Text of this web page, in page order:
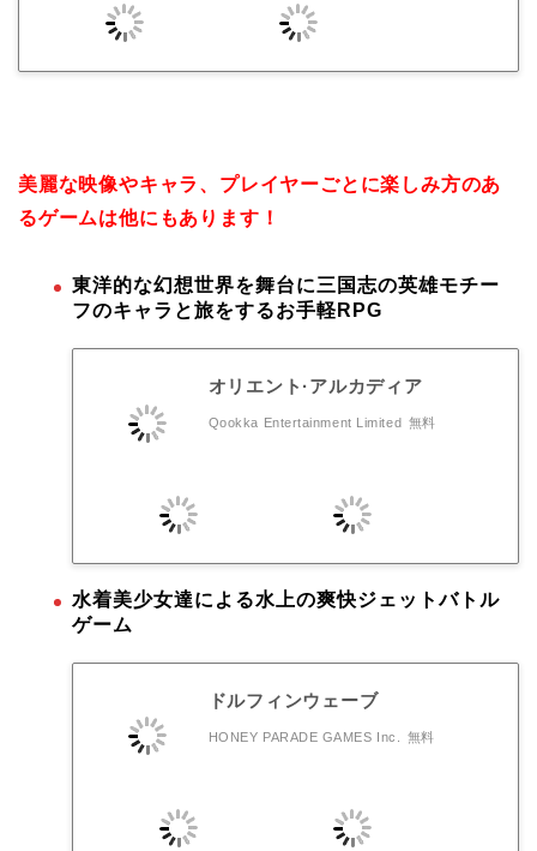
美麗な映像やキャラ、プレイヤーごとに楽しみ方のあ
るゲームは他にもあります！
東洋的な幻想世界を舞台に三国志の英雄モチー
フのキャラと旅をするお手軽RPG
オリエント·アルカディア
Qookka Entertainment Limited 無料
水着美少女達による水上の爽快ジェットバトル
ゲーム
ドルフィンウェーブ
HONEY PARADE GAMES Inc. 無料